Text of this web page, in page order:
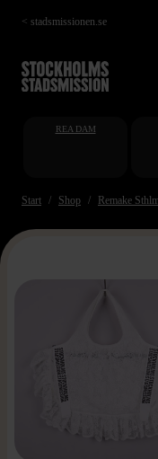
Hoppa
till
< stadsmissionen.se
REA DAM
Start Shop Remake